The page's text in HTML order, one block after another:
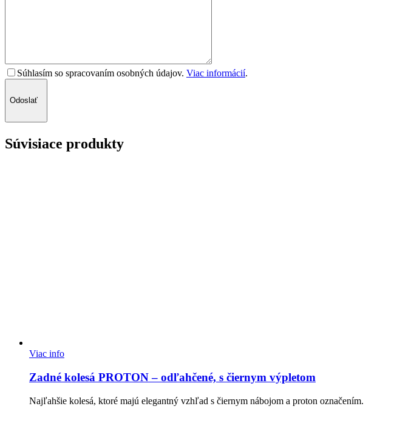
Súhlasím so spracovaním osobných údajov. Viac informácií.
Odoslať
Súvisiace produkty
Viac info
Zadné kolesá PROTON – odľahčené, s čiernym výpletom
Najľahšie kolesá, ktoré majú elegantný vzhľad s čiernym nábojom a proton označením.